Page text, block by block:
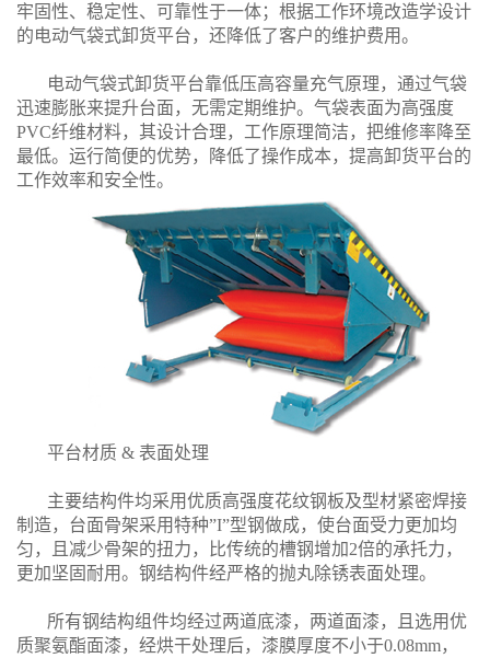
牢固性、稳定性、可靠性于一体；根据工作环境改造学设计
的电动气袋式卸货平台，还降低了客户的维护费用。
电动气袋式卸货平台靠低压高容量充气原理，通过气袋
迅速膨胀来提升台面，无需定期维护。气袋表面为高强度
PVC纤维材料，其设计合理，工作原理简洁，把维修率降至
最低。运行简便的优势，降低了操作成本，提高卸货平台的
工作效率和安全性。
平台材质 & 表面处理
主要结构件均采用优质高强度花纹钢板及型材紧密焊接
制造，台面骨架采用特种”I”型钢做成，使台面受力更加均
匀，且减少骨架的扭力，比传统的槽钢增加2倍的承托力，
更加坚固耐用。钢结构件经严格的抛丸除锈表面处理。
所有钢结构组件均经过两道底漆，两道面漆，且选用优
质聚氨酯面漆，经烘干处理后，漆膜厚度不小于0.08mm，